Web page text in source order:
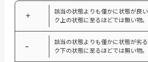
＋
該当の状態よりも僅かに状態が良
ク上の状態に至るほどでは無い物。
−
該当の状態よりも僅かに状態が劣
ク下の状態に至るほどでは無い物。